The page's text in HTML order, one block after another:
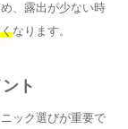
、露出が少ない時
なります。
ト
ック選びが重要で